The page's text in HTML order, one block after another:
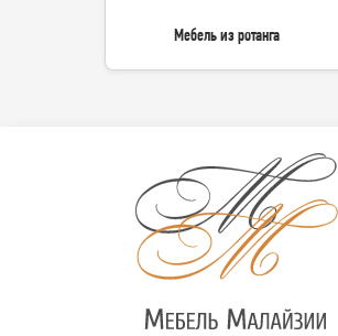
Мебель из ротанга